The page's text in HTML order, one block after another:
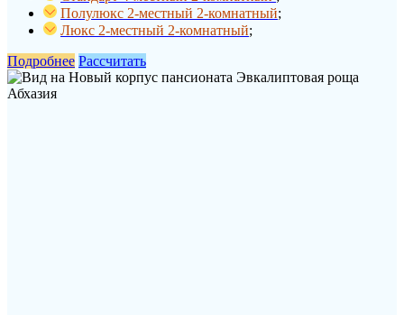
Полулюкс 2-местный 2-комнатный;
Люкс 2-местный 2-комнатный;
Подробнее Рассчитать